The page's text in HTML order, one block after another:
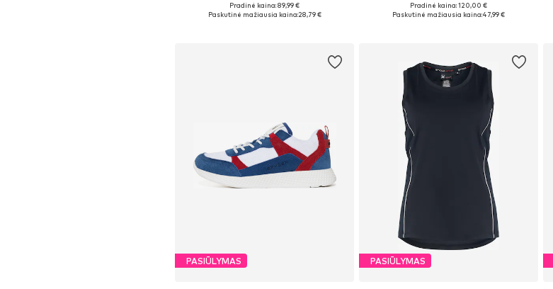
Galimi dydžiai: M
Pradinė kaina: 89,99 €
Paskutinė mažiausia kaina:28,79 €
Galimi dydžiai: 36
Pradinė kaina: 120,00 €
Paskutinė mažiausia kaina:47,99 €
PASIŪLYMAS PASIŪLYMAS